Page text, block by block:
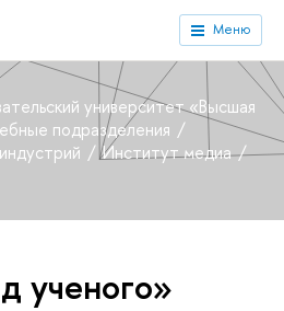
Меню
университет «Высшая
подразделения
Институт медиа
ученого»